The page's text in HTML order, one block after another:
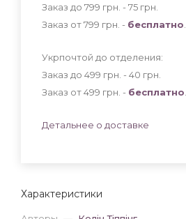
Характеристики
Заказ до 799 грн. - 75 грн
Заказ от 799 грн. - бесплатно
Укрпочтой до отделения:
Заказ до 499 грн. - 40 грн
Заказ от 499 грн. - бесплатно
Детальнее о доставке